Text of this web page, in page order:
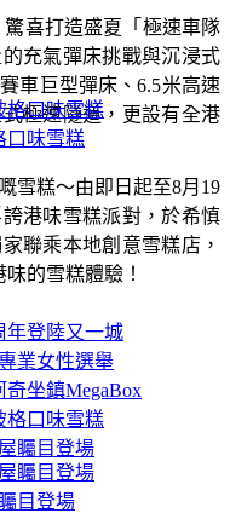
驚喜打造盛夏「極速車隊
充氣彈床挑戰與沉浸式
車巨型彈床、6.5米高速
極速隧道，更設有全港
口味雪糕
雪糕～由即日起至8月19
港味雪糕派對，於希慎
聯乘本地創意雪糕店，
的雪糕體驗！
目登場